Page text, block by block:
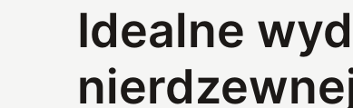
Idealne